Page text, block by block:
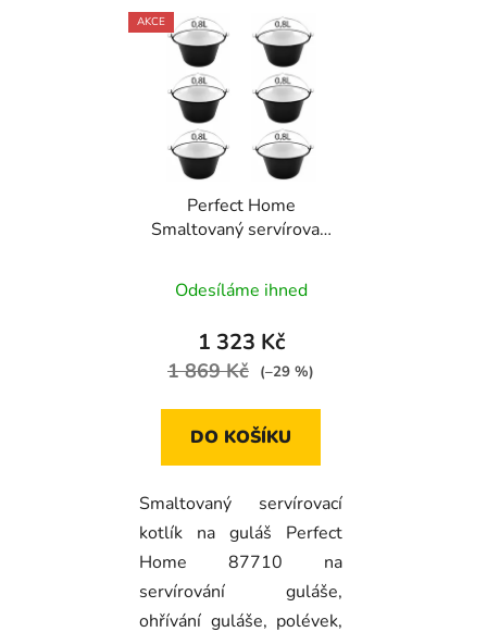
AKCE
Perfect Home
Smaltovaný servírovací
87710
Odesíláme ihned
1 323 Kč
1 869 Kč (–29 %)
DO KOŠÍKU
Smaltovaný servírovací
kotlík na guláš Perfect
Home 87710 na
servírování guláše,
ohřívání guláše, polévek,